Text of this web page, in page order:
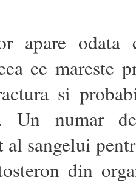
apare odata
ce mareste
si
Un numar
al sangelui
din